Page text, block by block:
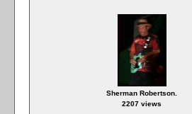
Sherman Robertson.
2207 views